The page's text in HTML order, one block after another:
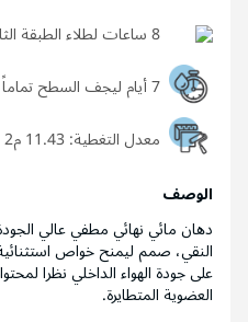
8 ساعات لطلاء الطبقة الثانية
7 أيام ليجف السطح تماماً
معدل التغطية:
الوصف
دهان مائي نهائي مطفي عالي
النقي، صمم ليمنح خواص
على جودة الهواء الداخلي نظرا
العضوية المتطايرة.